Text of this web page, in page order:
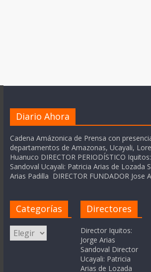
Diario Ahora
Cadena Amázonica de Prensa con
departamentos de Amazonas, Ucayali,
Huanuco DIRECTOR PERIODÍSTICO
Sandoval Ucayali: Patricia Arias de Lozada
Arias Padilla DIRECTOR FUNDADOR Jose
Categorías
Categorías
Directores
Director Iquitos:
Jorge Arias
Sandoval Director
Ucayali: Patricia
Arias de Lozada